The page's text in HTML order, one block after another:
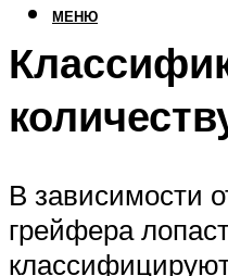
МЕНЮ
В зависимости
грейфера